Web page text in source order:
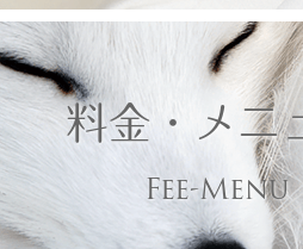
料金・メニ
Fee-Menu